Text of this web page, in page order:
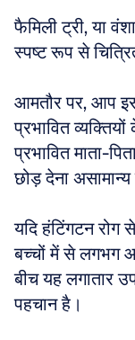
फैमिली ट्री, या
स्पष्ट रूप से
आमतौर पर, आप
प्रभावित
प्रभावित माता-
छोड़ देना
यदि हंटिंगटन रोग
बच्चों में से लगभग
बीच यह लगातार
पहचान है।